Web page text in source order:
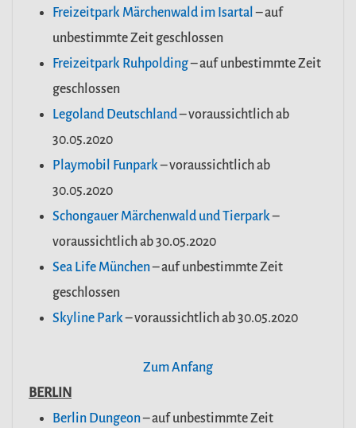
Freizeitpark Märchenwald im Isartal – auf
unbestimmte Zeit geschlossen
Freizeitpark Ruhpolding– auf unbestimmte Zeit
geschlossen
Legoland Deutschland– voraussichtlich ab
30.05.2020
Playmobil Funpark– voraussichtlich ab
30.05.2020
Schongauer Märchenwald und Tierpark–
voraussichtlich ab 30.05.2020
Sea Life München– auf unbestimmte Zeit
geschlossen
Skyline Park– voraussichtlich ab 30.05.2020
Zum Anfang
BERLIN
Berlin Dungeon– auf unbestimmte Zeit